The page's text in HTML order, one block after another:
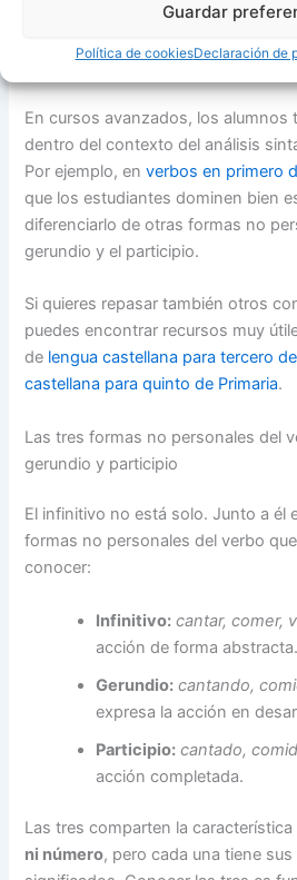
Guardar
Política de cookiesDeclaración de
reconocer los verbos y a identificar
verbales.
En cursos avanzados, los alumnos
dentro del contexto del análisis
Por ejemplo, enverbos en primero
que los estudiantes dominen bien
diferenciarlo de otras formas no
gerundio y el participio.
Si quieres repasar también otros
puedes encontrar recursos muy
de lengua castellana para tercero
castellana para quinto de Primaria.
Las tres formas no personales del
gerundio y participio
El infinitivo no está solo. Junto a él
formas no personales del verbo
conocer:
Infinitivo: cantar, comer,
acción de forma abstracta.
Gerundio: cantando,
expresa la acción en
Participio: cantado,
acción completada.
Las tres comparten la característica
ni número, pero cada una tiene